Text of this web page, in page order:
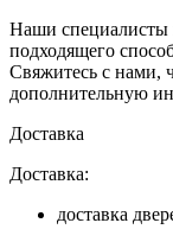
Наши специалисты
подходящего
Свяжитесь с нами,
дополнительную
Доставка
Доставка:
доставка